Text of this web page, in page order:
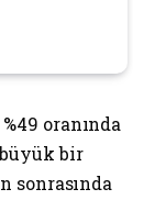
%49 oranında
bir
sonrasında